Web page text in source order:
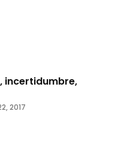
incertidumbre,
2017